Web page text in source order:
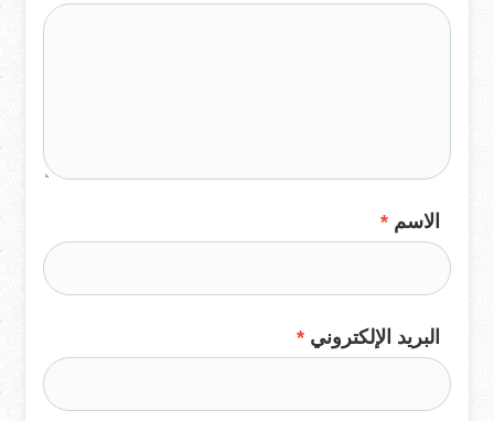
الاسم *
البريد الإلكتروني *